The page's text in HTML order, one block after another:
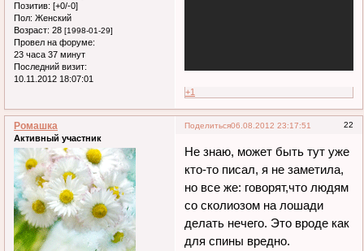
Позитив: [+0/-0]
Пол: Женский
Возраст: 28 [1998-01-29]
Провел на форуме:
23 часа 37 минут
Последний визит:
10.11.2012 18:07:01
+1
Поделиться 22
06.08.2012 23:17:51
Ромашка
Активный участник
Не знаю, может быть тут уже
кто-то писал, я не заметила,
но все же: говорят,что людям
со сколиозом на лошади
делать нечего. Это вроде как
для спины вредно.